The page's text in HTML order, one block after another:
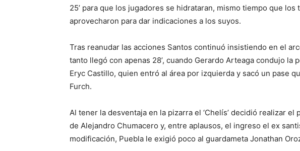
25’ para que los jugadores se hidrataran, mismo tiempo que los
aprovecharon para dar indicaciones a los suyos.
Tras reanudar las acciones Santos continuó insistiendo en el
tanto llegó con apenas 28’, cuando Gerardo Arteaga condujo la
Eryc Castillo, quien entró al área por izquierda y sacó un pase
Furch.
Al tener la desventaja en la pizarra el ‘Chelís’ decidió realizar el
de Alejandro Chumacero y, entre aplausos, el ingreso el ex
modificación, Puebla le exigió poco al guardameta Jonathan